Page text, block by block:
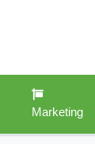
Marketing